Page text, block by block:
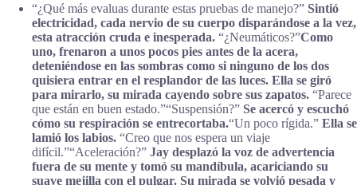
“¿Qué más evaluas durante estas pruebas de manejo?” Sintió
electricidad, cada nervio de su cuerpo disparándose a la vez,
esta atracción cruda e inesperada. “¿Neumáticos?”Como
uno, frenaron a unos pocos pies antes de la acera,
deteniéndose en las sombras como si ninguno de los dos
quisiera entrar en el resplandor de las luces. Ella se giró
para mirarlo, su mirada cayendo sobre sus zapatos. “Parece
que están en buen estado.”“Suspensión?” Se acercó y escuchó
cómo su respiración se entrecortaba.“Un poco rígida.” Ella se
lamió los labios. “Creo que nos espera un viaje
difícil.”“Aceleración?” Jay desplazó la voz de advertencia
fuera de su mente y tomó su mandíbula, acariciando su
suave mejilla con el pulgar. Su mirada se volvió pesada y